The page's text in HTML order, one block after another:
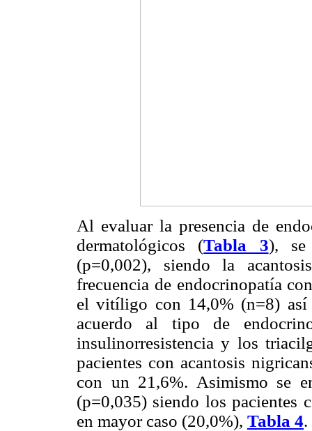
Al evaluar la presencia de
dermatológicos (Tabla 3), se
(p=0,002), siendo la
frecuencia de endocrinopatía
el vitíligo con 14,0% (n=8) así
acuerdo al tipo de
insulinorresistencia y los
pacientes con acantosis
con un 21,6%. Asimismo se
(p=0,035) siendo los pacientes
en mayor caso (20,0%), Tabla 4.